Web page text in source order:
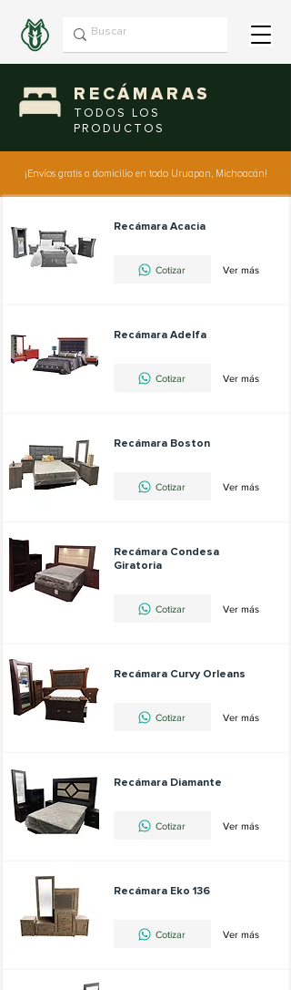
RECÁMARAS
TODOS LOS
PRODUCTOS
¡Envíos gratis a domicilio en todo Uruapan, Michoacán!
Recámara Acacia
Cotizar Ver más
Recámara Adelfa
Cotizar Ver más
Recámara Boston
Cotizar Ver más
Recámara Condesa
Giratoria
Cotizar Ver más
Recámara Curvy Orleans
Cotizar Ver más
Recámara Diamante
Cotizar Ver más
Recámara Eko 136
Cotizar Ver más